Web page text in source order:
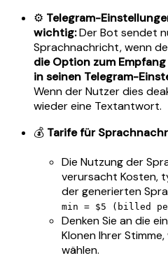
⚙️ Telegram-
wichtig:Der Bot sendet
Sprachnachricht, wenn
die Option zum
in seinen Telegram-
Wenn der Nutzer dies
wieder eine Textantwort.
💰 Tarife für
Die Nutzung der
verursacht Kosten,
der generierten
min = $5 (billed
Denken Sie an die
Klonen Ihrer
wählen.